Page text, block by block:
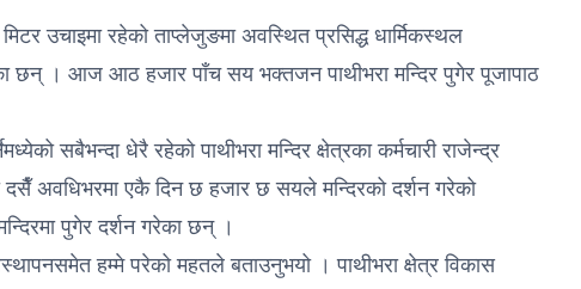
उचाइमा रहेको ताप्लेजुङमा अवस्थित प्रसिद्ध धार्मिकस्थल
छन् । आज आठ हजार पाँच सय भक्तजन पाथीभरा मन्दिर पुगेर पूजापाठ
सबैभन्दा धेरै रहेको पाथीभरा मन्दिर क्षेत्रका कर्मचारी राजेन्द्र
अवधिभरमा एकै दिन छ हजार छ सयले मन्दिरको दर्शन गरेको
पुगेर दर्शन गरेका छन् ।
हम्मे परेको महतले बताउनुभयो । पाथीभरा क्षेत्र विकास